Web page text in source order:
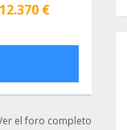
12.370 €
el foro completo